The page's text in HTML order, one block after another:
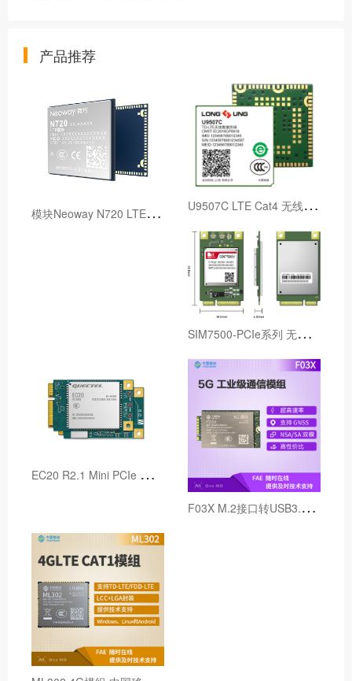
产品推荐
模
块Neoway N720 LTE 4G 无线通信模块 物联网模块模组 U
9507C LTE Cat4 无线通信模组
S
IM7500-PCIe系列 无线通讯物联网模组
E
C20 R2.1 Mini PCIe 专为M2M 和IoT 应用而设计的LTE Cat 4 模组
F
03X M.2接口转USB3.1 中国移动OneMO 通信模组超高速率5g模块